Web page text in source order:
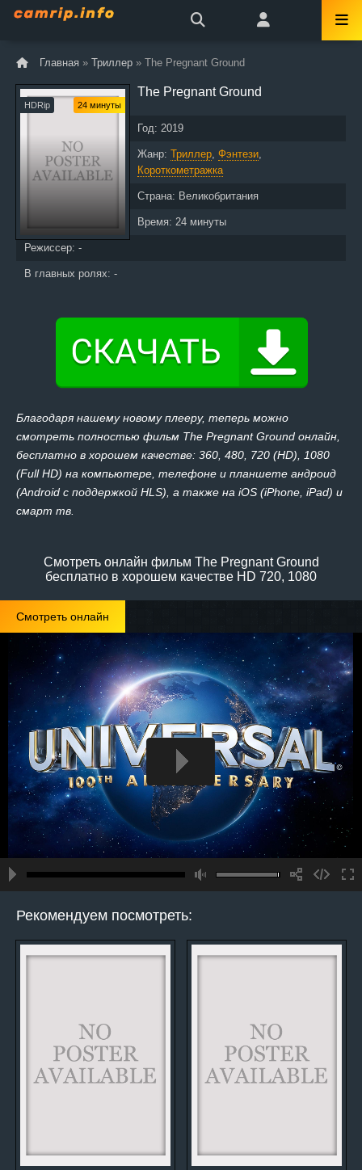
Главная » Триллер » The Pregnant Ground
HDRip 24 минуты
The Pregnant Ground
Год: 2019
Жанр: Триллер, Фэнтези,
Короткометражка
Страна: Великобритания
Время: 24 минуты
Режиссер: -
В главных ролях: -
Благодаря нашему новому плееру, теперь можно
смотреть полностью фильм The Pregnant Ground онлайн,
бесплатно в хорошем качестве: 360, 480, 720 (HD), 1080
(Full HD) на компьютере, телефоне и планшете андроид
(Android с поддержкой HLS), а также на iOS (iPhone, iPad) и
смарт тв.
Смотреть онлайн фильм The Pregnant Ground
бесплатно в хорошем качестве HD 720, 1080
Смотреть онлайн
Рекомендуем посмотреть: